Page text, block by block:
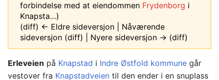
forbindelse med at eiendommen Frydenborg i
Knapsta…)
(diff) ← Eldre sideversjon | Nåværende
sideversjon (diff) | Nyere sideversjon → (diff)
Erleveien på Knapstad i Indre Østfold kommune går
vestover fra Knapstadveien til den ender i en snuplass